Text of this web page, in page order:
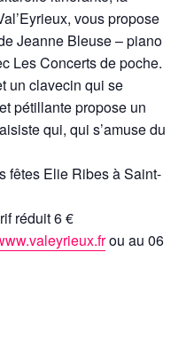
vous propose
Jeanne Bleuse – piano
Les Concerts de poche.
un clavecin qui se
pétillante propose un
qui, qui s’amuse du
fêtes Elie Ribes à Saint-
réduit 6 €
ou au 06